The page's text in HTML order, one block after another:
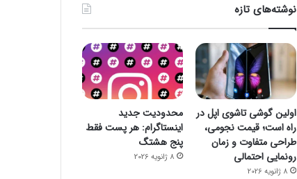
کاهش حجم تراکنش‌ توکن‌های متاورس
23 اکتبر 2022
جیمز وب از توده اسرار آمیز تصویربرداری کرد
23 اکتبر 2022
نوشته‌های تازه
اولین گوشی تاشوی اپل در
راه است؛ قیمت نجومی،
طراحی متفاوت و زمان
رونمایی احتمالی
8 ژانویه 2026
محدودیت جدید
اینستاگرام: هر پست فقط
پنج هشتگ
8 ژانویه 2026